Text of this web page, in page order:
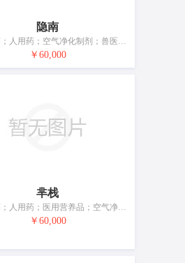
隐南
中药成药；人用药；空气净化制剂；兽医用药；捕苍蝇用粘胶；杀虫剂；包扎绷带；卫生内裤；牙用研磨剂
￥60,000
芈栈
中药成药；人用药；医用营养品；空气净化制剂；兽医用药；捕苍蝇用粘胶；杀虫剂；包扎绷带；卫生内裤；牙用研磨剂
￥60,000